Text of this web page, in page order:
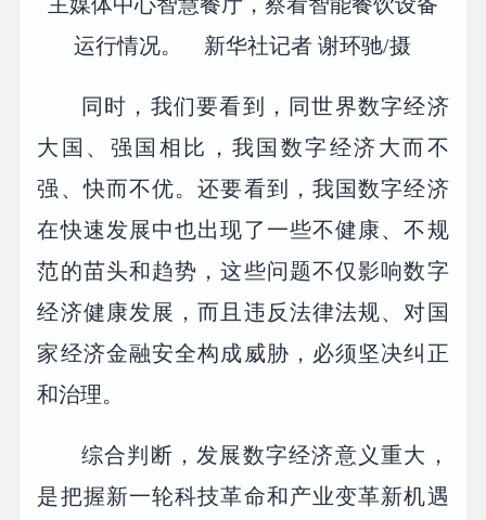
主媒体中心智慧餐厅，察看智能餐饮设备
运行情况。 新华社记者 谢环驰/摄
同时，我们要看到，同世界数字经济
大国、强国相比，我国数字经济大而不
强、快而不优。还要看到，我国数字经济
在快速发展中也出现了一些不健康、不规
范的苗头和趋势，这些问题不仅影响数字
经济健康发展，而且违反法律法规、对国
家经济金融安全构成威胁，必须坚决纠正
和治理。
综合判断，发展数字经济意义重大，
是把握新一轮科技革命和产业变革新机遇